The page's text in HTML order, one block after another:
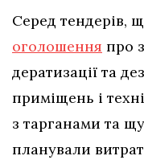
Серед тендерів,
оголошення про
дератизації та
приміщень і
з тарганами та
планували